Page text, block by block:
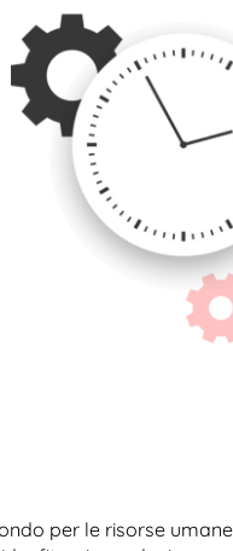
per le risorse